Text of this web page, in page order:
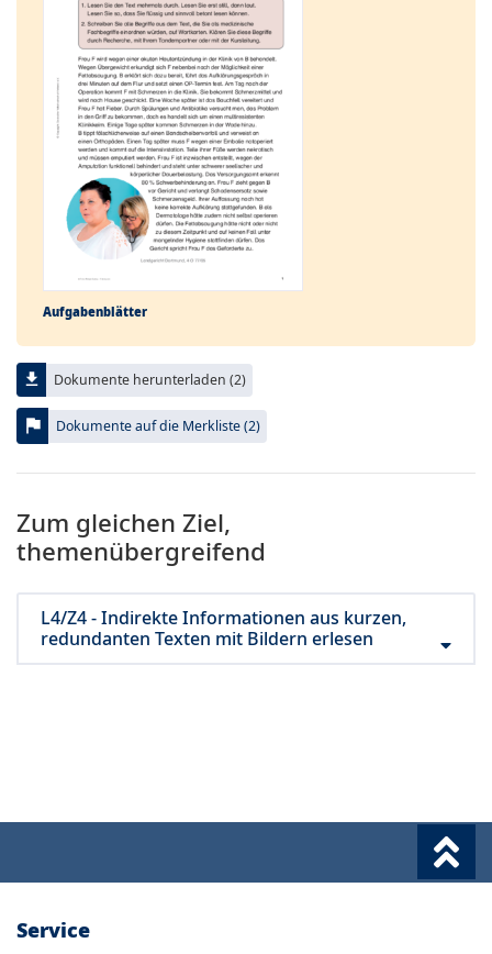
Aufgabenblätter
file_download Dokumente herunterladen (2)
flag Dokumente auf die Merkliste (2)
Zum gleichen Ziel,
themenübergreifend
L4/Z4 - Indirekte Informationen aus kurzen,
redundanten Texten mit Bildern erlesen
Service